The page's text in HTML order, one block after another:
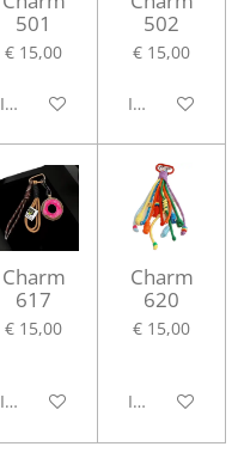
501
€ 15,00
In winkelwagen
502
€ 15,00
In
Charm
617
€ 15,00
In winkelwagen
Charm
620
€ 15,00
In